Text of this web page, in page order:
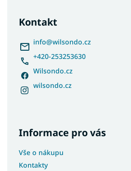
Kontakt
info@wilsondo.cz
+420-253253630
Wilsondo.cz
wilsondo.cz
Informace pro vás
Vše o nákupu
Kontakty